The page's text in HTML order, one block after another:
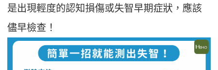
是出現輕度的認知損傷或失智早期症狀，應該
儘早檢查！